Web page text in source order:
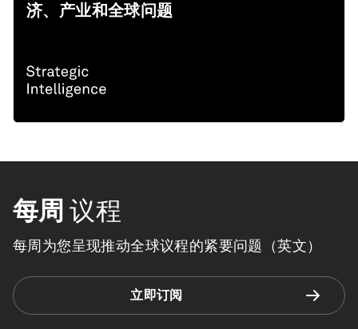
济、产业和全球问题
每周 议程
每周为您呈现推动全球议程的紧要问题（英文）
立即订阅